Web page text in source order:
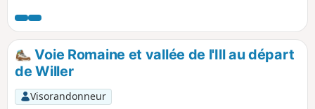
alémaniques droit devant vous avec l'Eiger et le Jungfrau et
leurs magnifiques pyramides et à l'autre extrémité, côté
droit, quand la météo le permet, le Mont Blanc.
Voie Romaine et vallée de l'Ill au départ
de Willer
Visorandonneur